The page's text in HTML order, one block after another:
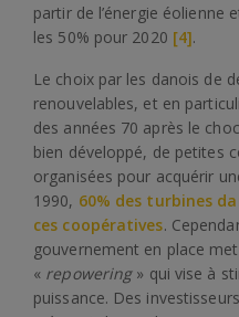
partir de l’énergie éolienne
les 50% pour 2020 [4].
Le choix par les danois de
renouvelables, et en
des années 70 après le
bien développé, de petites
organisées pour acquérir
1990, 60% des turbines
ces coopératives.
gouvernement en place
« repowering» qui vise à
puissance. Des